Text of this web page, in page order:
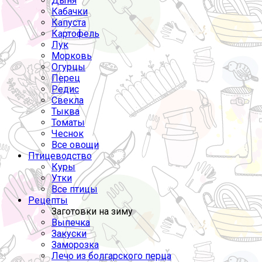
Кабачки
Капуста
Картофель
Лук
Морковь
Огурцы
Перец
Редис
Свекла
Тыква
Томаты
Чеснок
Все овощи
Птицеводство
Куры
Утки
Все птицы
Рецепты
Заготовки на зиму
Выпечка
Закуски
Заморозка
Лечо из болгарского перца